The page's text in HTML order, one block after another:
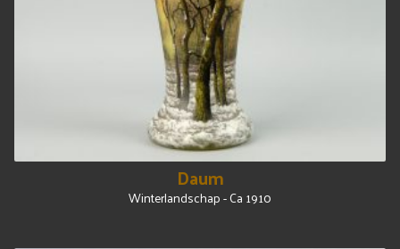
Daum
Winterlandschap - Ca 1910